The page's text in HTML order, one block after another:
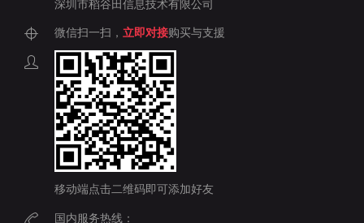
深圳市稻谷田信息技术有限公司
微信扫一扫， 立即对接购买与支援
移动端点击二维码即可添加好友
国内服务热线：